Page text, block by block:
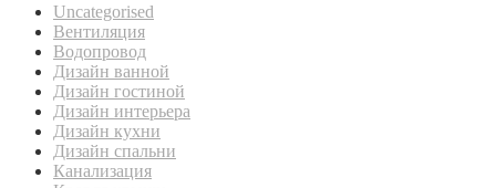
Uncategorised
Вентиляция
Водопровод
Дизайн ванной
Дизайн гостиной
Дизайн интерьера
Дизайн кухни
Дизайн спальни
Канализация